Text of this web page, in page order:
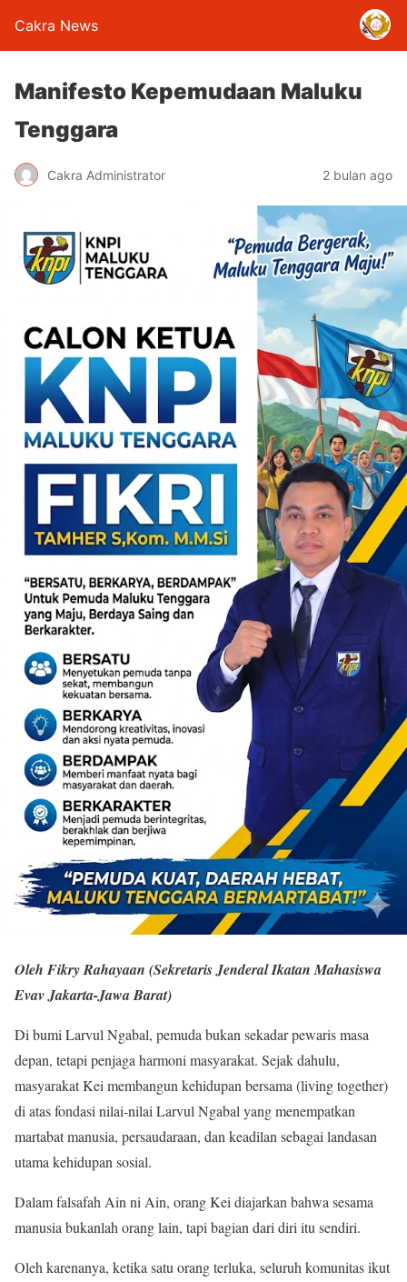
Cakra News
Manifesto Kepemudaan Maluku
Tenggara
Cakra Administrator 2 bulan ago
Oleh Fikry Rahayaan (Sekretaris Jenderal Ikatan Mahasiswa
Evav Jakarta-Jawa Barat)
Di bumi Larvul Ngabal, pemuda bukan sekadar pewaris masa
depan, tetapi penjaga harmoni masyarakat. Sejak dahulu,
masyarakat Kei membangun kehidupan bersama (living together)
di atas fondasi nilai-nilai Larvul Ngabal yang menempatkan
martabat manusia, persaudaraan, dan keadilan sebagai landasan
utama kehidupan sosial.
Dalam falsafah Ain ni Ain, orang Kei diajarkan bahwa sesama
manusia bukanlah orang lain, tapi bagian dari diri itu sendiri.
Oleh karenanya, ketika satu orang terluka, seluruh komunitas ikut